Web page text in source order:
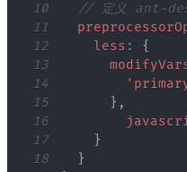
10
// 定义 ant-
11
12
less :
{
13
14
15
} ,
16
17
}
18
}